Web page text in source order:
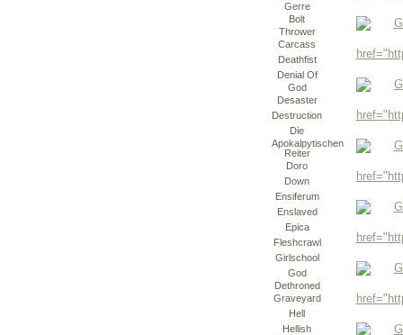
Gerre
Bolt
Thrower
Carcass
Deathfist
Denial Of
God
Desaster
Destruction
Die
Apokalpytischen
Reiter
Doro
Down
Ensiferum
Enslaved
Epica
Fleshcrawl
Girlschool
God
Dethroned
Graveyard
Hell
Hellish